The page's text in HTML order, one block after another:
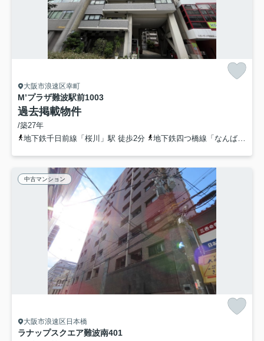
大阪市浪速区幸町
M’プラザ難波駅前1003
過去掲載物件
/築27年
地下鉄千日前線「桜川」駅 徒歩2分
地下鉄四つ橋線「なんば」駅 徒歩5分
中古マンション
大阪市浪速区日本橋
ラナップスクエア難波南401